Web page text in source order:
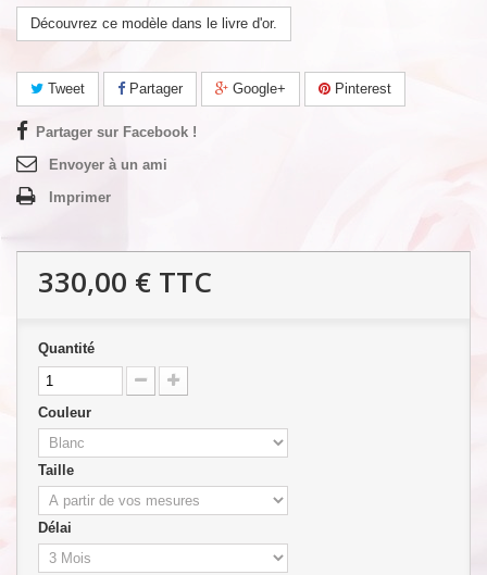
Découvrez ce modèle dans le livre d'or.
Tweet Partager Google+ Pinterest
Partager sur Facebook !
Envoyer à un ami
Imprimer
330,00 € TTC
Quantité
Couleur
Taille
Délai